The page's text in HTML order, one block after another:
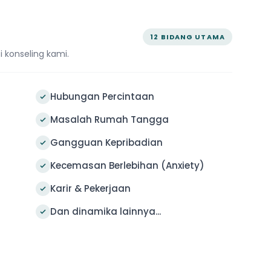
konseling kami.
12 BIDANG UTAMA
Hubungan Percintaan
Masalah Rumah Tangga
Gangguan Kepribadian
Kecemasan Berlebihan (Anxiety)
Karir & Pekerjaan
Dan dinamika lainnya...